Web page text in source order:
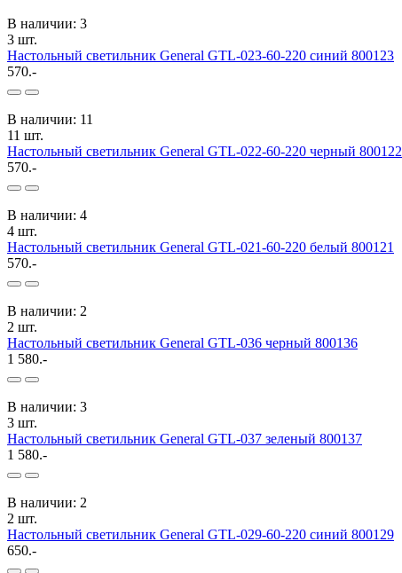
В наличии: 3
3 шт.
Настольный светильник General GTL-023-60-220 синий 800123
570.-
В наличии: 11
11 шт.
Настольный светильник General GTL-022-60-220 черный 800122
570.-
В наличии: 4
4 шт.
Настольный светильник General GTL-021-60-220 белый 800121
570.-
В наличии: 2
2 шт.
Настольный светильник General GTL-036 черный 800136
1 580.-
В наличии: 3
3 шт.
Настольный светильник General GTL-037 зеленый 800137
1 580.-
В наличии: 2
2 шт.
Настольный светильник General GTL-029-60-220 синий 800129
650.-